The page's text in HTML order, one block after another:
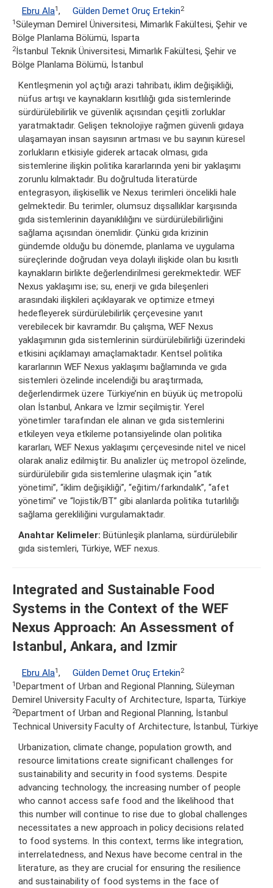
Ebru Ala1, Gülden Demet Oruç Ertekin2
1Süleyman Demirel Üniversitesi, Mimarlık Fakültesi, Şehir ve
Bölge Planlama Bölümü, Isparta
2İstanbul Teknik Üniversitesi, Mimarlık Fakültesi, Şehir ve
Bölge Planlama Bölümü, İstanbul
Kentleşmenin yol açtığı arazi tahribatı, iklim değişikliği,
nüfus artışı ve kaynakların kısıtlılığı gıda sistemlerinde
sürdürülebilirlik ve güvenlik açısından çeşitli zorluklar
yaratmaktadır. Gelişen teknolojiye rağmen güvenli gıdaya
ulaşamayan insan sayısının artması ve bu sayının küresel
zorlukların etkisiyle giderek artacak olması, gıda
sistemlerine ilişkin politika kararlarında yeni bir yaklaşımı
zorunlu kılmaktadır. Bu doğrultuda literatürde
entegrasyon, ilişkisellik ve Nexus terimleri öncelikli hale
gelmektedir. Bu terimler, olumsuz dışsallıklar karşısında
gıda sistemlerinin dayanıklılığını ve sürdürülebilirliğini
sağlama açısından önemlidir. Çünkü gıda krizinin
gündemde olduğu bu dönemde, planlama ve uygulama
süreçlerinde doğrudan veya dolaylı ilişkide olan bu kısıtlı
kaynakların birlikte değerlendirilmesi gerekmektedir. WEF
Nexus yaklaşımı ise; su, enerji ve gıda bileşenleri
arasındaki ilişkileri açıklayarak ve optimize etmeyi
hedefleyerek sürdürülebilirlik çerçevesine yanıt
verebilecek bir kavramdır. Bu çalışma, WEF Nexus
yaklaşımının gıda sistemlerinin sürdürülebilirliği üzerindeki
etkisini açıklamayı amaçlamaktadır. Kentsel politika
kararlarının WEF Nexus yaklaşımı bağlamında ve gıda
sistemleri özelinde incelendiği bu araştırmada,
değerlendirmek üzere Türkiye’nin en büyük üç metropolü
olan İstanbul, Ankara ve İzmir seçilmiştir. Yerel
yönetimler tarafından ele alınan ve gıda sistemlerini
etkileyen veya etkileme potansiyelinde olan politika
kararları, WEF Nexus yaklaşımı çerçevesinde nitel ve nicel
olarak analiz edilmiştir. Bu analizler üç metropol özelinde,
sürdürülebilir gıda sistemlerine ulaşmak için “atık
yönetimi”, “iklim değişikliği”, “eğitim/farkındalık”, “afet
yönetimi” ve “lojistik/BT” gibi alanlarda politika tutarlılığı
sağlama gerekliliğini vurgulamaktadır.
Anahtar Kelimeler: Bütünleşik planlama, sürdürülebilir
gıda sistemleri, Türkiye, WEF nexus.
Integrated and Sustainable Food
Systems in the Context of the WEF
Nexus Approach: An Assessment of
Istanbul, Ankara, and Izmir
Ebru Ala1, Gülden Demet Oruç Ertekin2
1Department of Urban and Regional Planning, Süleyman
Demirel University Faculty of Architecture, Isparta, Türkiye
2Department of Urban and Regional Planning, İstanbul
Technical University Faculty of Architecture, İstanbul, Türkiye
Urbanization, climate change, population growth, and
resource limitations create significant challenges for
sustainability and security in food systems. Despite
advancing technology, the increasing number of people
who cannot access safe food and the likelihood that
this number will continue to rise due to global challenges
necessitates a new approach in policy decisions related
to food systems. In this context, terms like integration,
interrelatedness, and Nexus have become central in the
literature, as they are crucial for ensuring the resilience
and sustainability of food systems in the face of